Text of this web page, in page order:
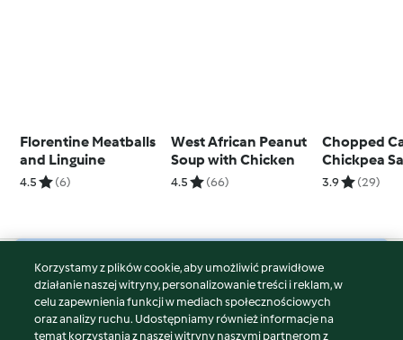
Florentine Meatballs
and Linguine
4.5 (6)
West African Peanut
Soup with Chicken
4.5 (66)
Chopped
Chickpea
Oregano
3.9 (29)
© Copyright 2026
Warunki korzystania
Polityka prywatności
Korzystamy z plików cookie, aby umożliwić prawidłowe
działanie naszej witryny, personalizowanie treści i reklam, w
celu zapewnienia funkcji w mediach społecznościowych
oraz analizy ruchu. Udostępniamy również informacje na
temat korzystania z naszej witryny naszymi partnerom z